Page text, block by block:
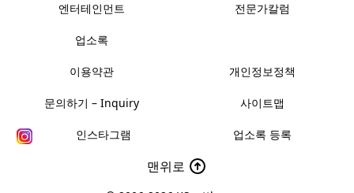
엔터테인먼트 전문가칼럼
업소록
이용약관 개인정보정책
문의하기 – Inquiry 사이트맵
인스타그램 업소록 등록
맨위로